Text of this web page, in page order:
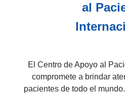
al
El Centro de Apoyo al
compromete a brindar
pacientes de todo el